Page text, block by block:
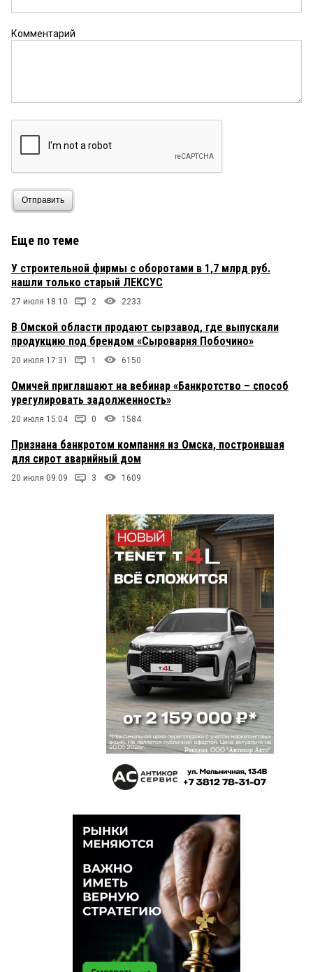
Комментарий
Отправить
Еще по теме
У строительной фирмы с оборотами в 1,7 млрд руб.
нашли только старый ЛЕКСУС
27 июля 18:10 2 2233
В Омской области продают сырзавод, где выпускали
продукцию под брендом «Сыроварня Побочино»
20 июля 17:31 1 6150
Омичей приглашают на вебинар «Банкротство – способ
урегулировать задолженность»
20 июля 15:04 0 1584
Признана банкротом компания из Омска, построившая
для сирот аварийный дом
20 июля 09:09 3 1609